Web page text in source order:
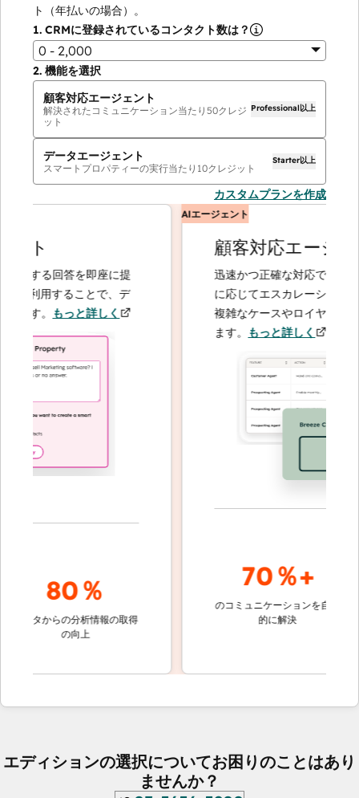
ト（年払いの場合）。
1. CRMに登録されているコンタクト数は？
0 - 2,000
2. 機能を選択
顧客対応エージェント
解決されたコミュニケーション当たり 50クレジ
ット
Professional以上
データエージェント
スマートプロパティーの実行当たり 10クレジット
Starter以上
カスタムプランを作成
する回答を即座に提
利用することで、デ
もっと詳しく
80％
タからの分析情報の取得
の向上
AIエージェント
顧客対応エージェン
迅速かつ正確な対応で問い合わ
に応じてエスカレーションする
複雑なケースやロイヤルティー
ます。もっと詳しく
70％+
のコミュニケーションを自動
的に解決
顧客対
エディションの選択についてお困りのことはあり
ませんか？